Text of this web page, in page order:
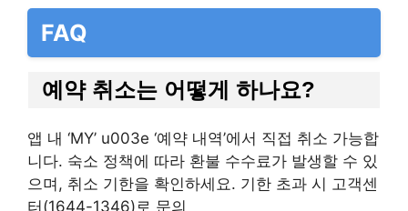
FAQ
예약 취소는 어떻게 하나요?
앱 내 ‘MY’ u003e ‘예약 내역’에서 직접 취소 가능합
니다. 숙소 정책에 따라 환불 수수료가 발생할 수 있
으며, 취소 기한을 확인하세요. 기한 초과 시 고객센
터(1644-1346)로 문의